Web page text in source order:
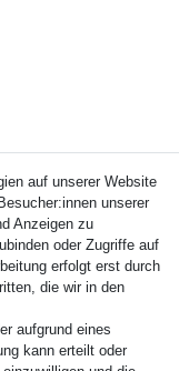
auf unserer Website
unserer
Anzeigen zu
oder Zugriffe auf
erfolgt erst durch
die wir in den
aufgrund eines
kann erteilt oder